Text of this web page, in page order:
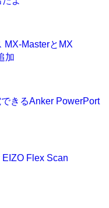
MX-MasterとMX
加
きるAnker PowerPort
Flex Scan